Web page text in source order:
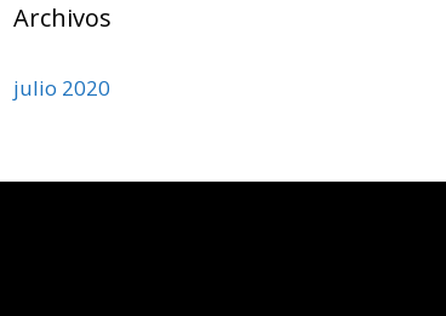
Archivos
julio 2020